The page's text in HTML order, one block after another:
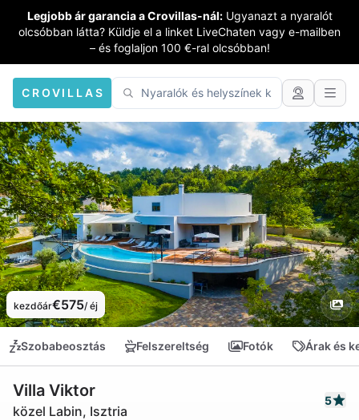
Legjobb ár garancia a Crovillas-nál: Ugyanazt a nyaralót
olcsóbban látta? Küldje el a linket LiveChaten vagy e-mailben
– és foglaljon 100 €-ral olcsóbban!
CROVILLAS
kezdőár€575/ éj
Szobabeosztás Felszereltség Fotók Árak és
Villa Viktor
közel Labin, Isztria
5